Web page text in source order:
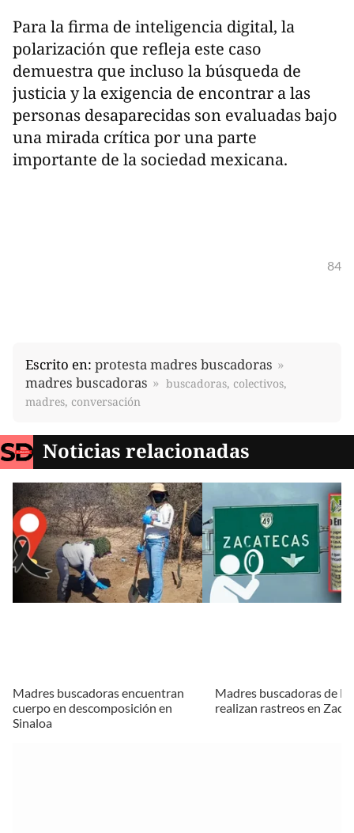
Para la firma de inteligencia digital, la
polarización que refleja este caso
demuestra que incluso la búsqueda de
justicia y la exigencia de encontrar a las
personas desaparecidas son evaluadas bajo
una mirada crítica por una parte
importante de la sociedad mexicana.
84
Escrito en: protesta madres buscadoras
madres buscadoras
buscadoras, colectivos,
madres, conversación
Noticias relacionadas
Madres buscadoras encuentran
cuerpo en descomposición en
Sinaloa
Madres buscadoras de
realizan rastreos en